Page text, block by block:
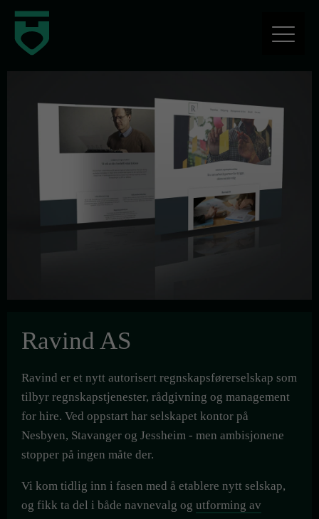
Ravind AS
Ravind er et nytt autorisert regnskapsførerselskap som
tilbyr regnskapstjenester, rådgivning og management
for hire. Ved oppstart har selskapet kontor på
Nesbyen, Stavanger og Jessheim - men ambisjonene
stopper på ingen måte der.
Vi kom tidlig inn i fasen med å etablere nytt selskap,
og fikk ta del i både navnevalg og utforming av